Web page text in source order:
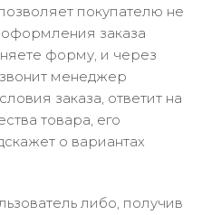
покупателю не
заказа
форму, и через
менеджер
заказа, ответит на
товара, его
о вариантах
либо, получив